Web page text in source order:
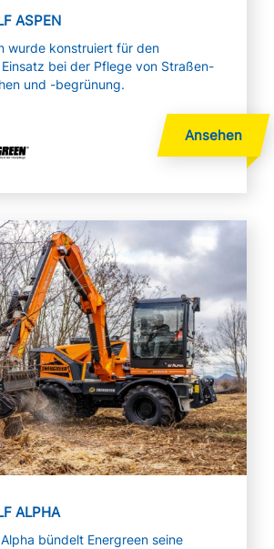
ASPEN
wurde konstruiert für den
bei der Pflege von Straßen-
und -begrünung.
ALPHA
bündelt Energreen seine